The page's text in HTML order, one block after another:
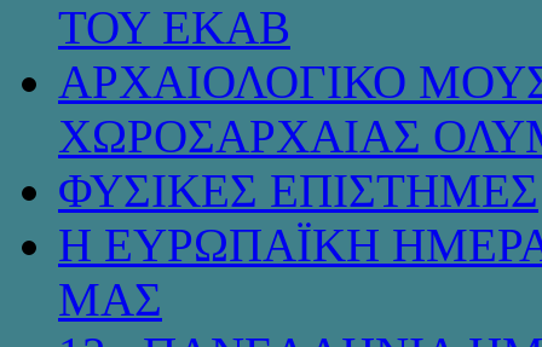
ΤΟΥ ΕΚΑΒ
ΑΡΧΑΙΟΛΟΓΙΚΟ
ΧΩΡΟΣΑΡΧΑΙΑΣ
ΦΥΣΙΚΕΣ ΕΠΙΣΤΗΜΕΣ
Η ΕΥΡΩΠΑΪΚΗ
ΜΑΣ